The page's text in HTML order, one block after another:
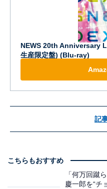
NEWS 20th Anniversary
生産限定盤) (Blu-ray)
記
こちらもおすすめ
「何万回蹴
慶一郎を“チ